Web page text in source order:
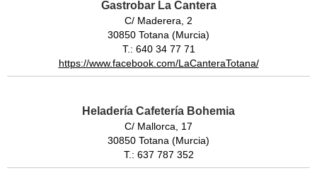
Gastrobar La Cantera
C/ Maderera, 2
30850 Totana (Murcia)
T.: 640 34 77 71
https://www.facebook.com/LaCanteraTotana/
Heladería Cafetería Bohemia
C/ Mallorca, 17
30850 Totana (Murcia)
T.: 637 787 352